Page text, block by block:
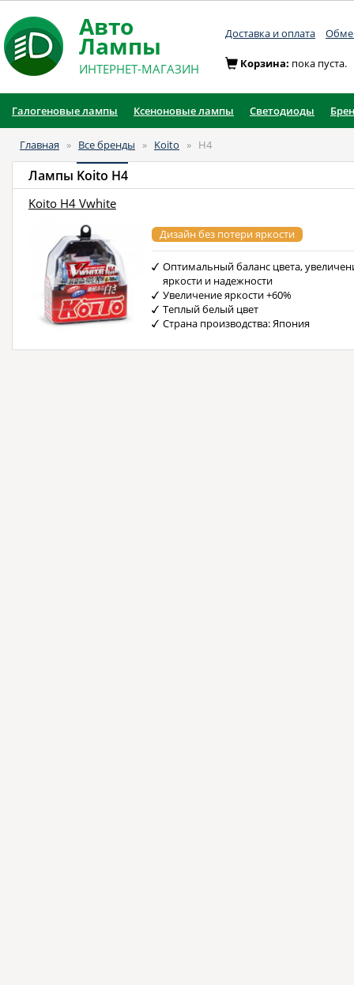
Авто
Лампы
ИНТЕРНЕТ-МАГАЗИН
Доставка и оплата
Корзина: пока пуста.
Галогеновые лампы Ксеноновые лампы Светодиоды
Главная » Все бренды » Koito » H4
Лампы Koito H4
Koito H4 Vwhite
Дизайн без потери яркости
Оптимальный баланс цвета,
яркости и надежности
Увеличение яркости +60%
Теплый белый цвет
Страна производства: Япония